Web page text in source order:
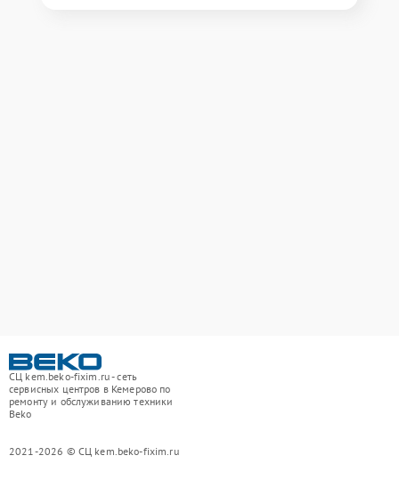
СЦ kem.beko-fixim.ru - сеть
сервисных центров в Кемерово по
ремонту и обслуживанию техники
Beko
2021-2026 © СЦ kem.beko-fixim.ru